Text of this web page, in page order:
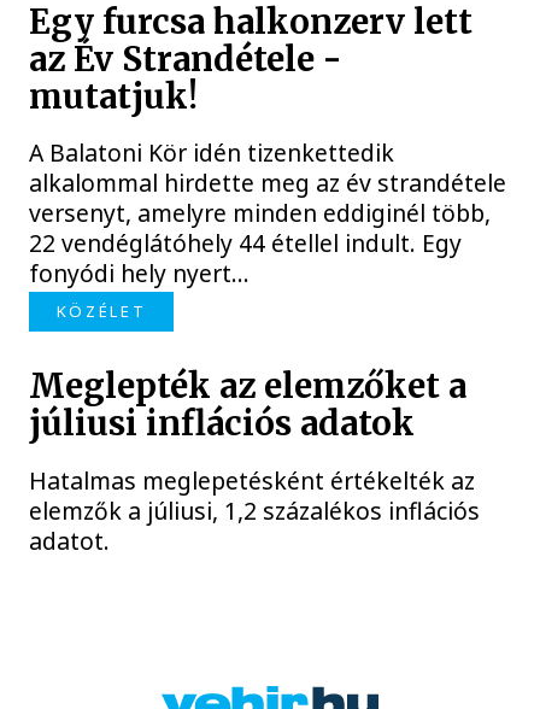
Egy furcsa halkonzerv lett
az Év Strandétele -
mutatjuk!
A Balatoni Kör idén tizenkettedik
alkalommal hirdette meg az év strandétele
versenyt, amelyre minden eddiginél több,
22 vendéglátóhely 44 étellel indult. Egy
fonyódi hely nyert...
KÖZÉLET
Meglepték az elemzőket a
júliusi inflációs adatok
Hatalmas meglepetésként értékelték az
elemzők a júliusi, 1,2 százalékos inflációs
adatot.